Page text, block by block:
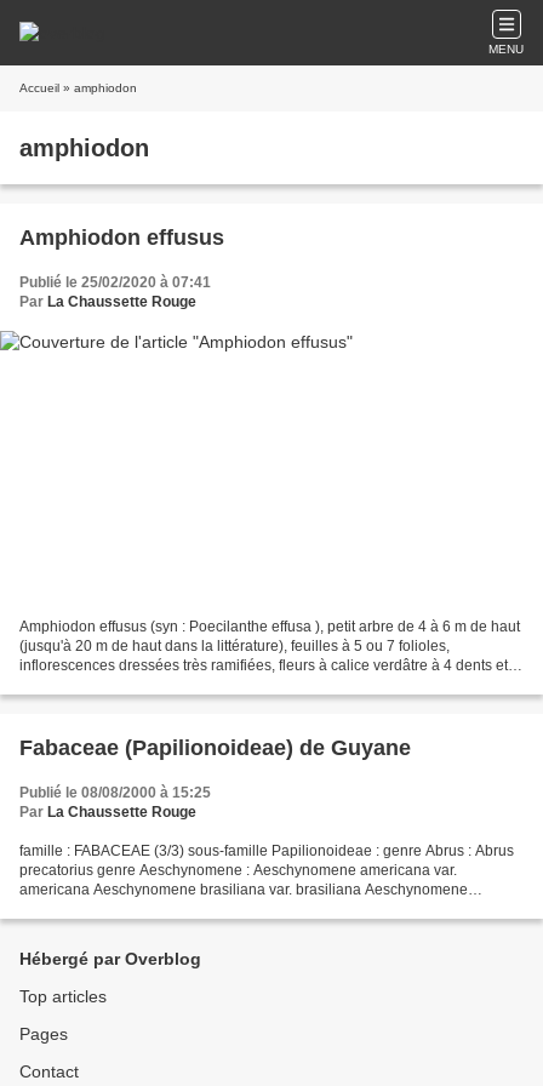
MENU
Accueil » amphiodon
amphiodon
Amphiodon effusus
Publié le 25/02/2020 à 07:41
Par La Chaussette Rouge
Amphiodon effusus (syn : Poecilanthe effusa ), petit arbre de 4 à 6 m de haut
(jusqu'à 20 m de haut dans la littérature), feuilles à 5 ou 7 folioles,
inflorescences dressées très ramifiées, fleurs à calice verdâtre à 4 dents et
Fabaceae (Papilionoideae) de Guyane
Publié le 08/08/2000 à 15:25
Par La Chaussette Rouge
famille : FABACEAE (3/3) sous-famille Papilionoideae : genre Abrus : Abrus
precatorius genre Aeschynomene : Aeschynomene americana var.
americana Aeschynomene brasiliana var. brasiliana Aeschynomene
Hébergé par Overblog
Top articles
Pages
Contact